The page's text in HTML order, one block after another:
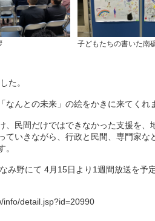
子どもたちの書いた南
た。
んとの未来」の絵をかきに来てくれ
民間だけではできなかった支援を、
いきながら、行政と民間、専門家な
野にて 4月15日より1週間放送を予
info/detail.jsp?id=20990